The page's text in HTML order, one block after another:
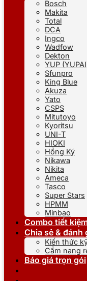
Bosch
Makita
Total
DCA
Ingco
Wadfow
Dekton
YUP
Sfunpro
King Blue
Akuza
Yato
CSPS
Mitutoyo
Kyoritsu
UNI-T
HIOKI
Hồng Ký
Nikawa
Nikita
Ameca
Tasco
Super Stars
HPMM
Minbao
Combo tiết
Chia sẻ & đánh
Kiến thức
Cẩm nang
Báo giá trọn gói